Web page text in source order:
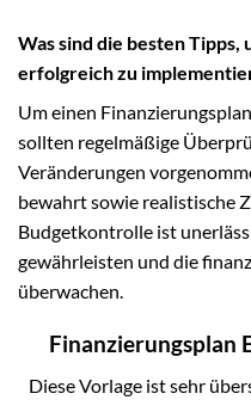
Was sind die besten Tipps,
erfolgreich zu
Um einen
sollten regelmäßige
Veränderungen
bewahrt sowie realistische
Budgetkontrolle ist
gewährleisten und die
überwachen.
Finanzierungsplan
Diese Vorlage ist sehr